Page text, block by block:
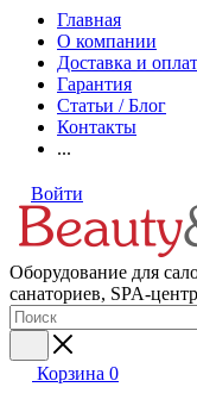
Главная
О компании
Доставка и
Гарантия
Статьи / Блог
Контакты
...
Войти
Оборудование для
санаториев, SPA-
Корзина 0